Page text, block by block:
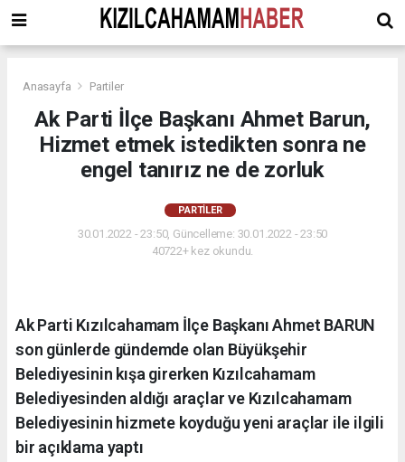
Anasayfa Partiler
Ak Parti İlçe Başkanı Ahmet Barun,
Hizmet etmek istedikten sonra ne
engel tanırız ne de zorluk
PARTILER
30.01.2022 - 23:50, Güncelleme: 30.01.2022 - 23:50
40722+ kez okundu.
Ak Parti Kızılcahamam İlçe Başkanı Ahmet BARUN
son günlerde gündemde olan Büyükşehir
Belediyesinin kışa girerken Kızılcahamam
Belediyesinden aldığı araçlar ve Kızılcahamam
Belediyesinin hizmete koyduğu yeni araçlar ile ilgili
bir açıklama yaptı